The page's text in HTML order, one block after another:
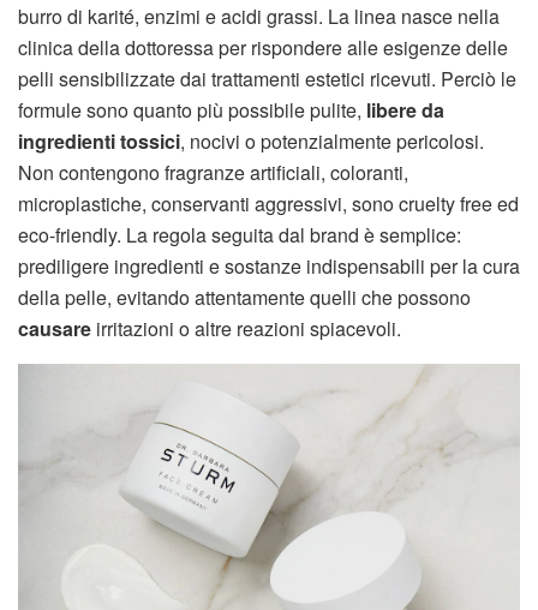
burro di karité, enzimi e acidi grassi. La linea nasce nella
clinica della dottoressa per rispondere alle esigenze delle
pelli sensibilizzate dai trattamenti estetici ricevuti. Perciò le
formule sono quanto più possibile pulite, libere da
ingredienti tossici, nocivi o potenzialmente pericolosi.
Non contengono fragranze artificiali, coloranti,
microplastiche, conservanti aggressivi, sono cruelty free ed
eco-friendly. La regola seguita dal brand è semplice:
prediligere ingredienti e sostanze indispensabili per la cura
della pelle, evitando attentamente quelli che possono
causare irritazioni o altre reazioni spiacevoli.